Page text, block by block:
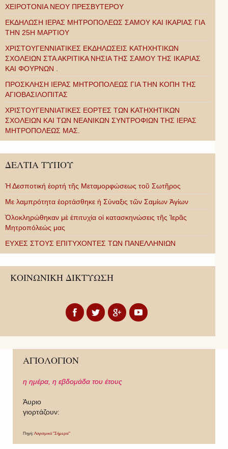
ΧΕΙΡΟΤΟΝΙΑ ΝΕΟΥ ΠΡΕΣΒΥΤΕΡΟΥ
ΕΚΔΗΛΩΣΗ ΙΕΡΑΣ ΜΗΤΡΟΠΟΛΕΩΣ ΣΑΜΟΥ ΚΑΙ ΙΚΑΡΙΑΣ ΓΙΑ
ΤΗΝ 25Η ΜΑΡΤΙΟΥ
ΧΡΙΣΤΟΥΓΕΝΝΙΑΤΙΚΕΣ ΕΚΔΗΛΩΣΕΙΣ ΚΑΤΗΧΗΤΙΚΩΝ
ΣΧΟΛΕΙΩΝ ΣΤΑ ΑΚΡΙΤΙΚΑ ΝΗΣΙΑ ΤΗΣ ΣΑΜΟΥ ΤΗΣ ΙΚΑΡΙΑΣ
ΚΑΙ ΦΟΥΡΝΩΝ .
ΠΡΟΣΚΛΗΣΗ ΙΕΡΑΣ ΜΗΤΡΟΠΟΛΕΩΣ ΓΙΑ ΤΗΝ ΚΟΠΗ ΤΗΣ
ΑΓΙΟΒΑΣΙΛΟΠΙΤΑΣ
ΧΡΙΣΤΟΥΓΕΝΝΙΑΤΙΚΕΣ ΕΟΡΤΕΣ ΤΩΝ ΚΑΤΗΧΗΤΙΚΩΝ
ΣΧΟΛΕΙΩΝ ΚΑΙ ΤΩΝ ΝΕΑΝΙΚΩΝ ΣΥΝΤΡΟΦΙΩΝ ΤΗΣ ΙΕΡΑΣ
ΜΗΤΡΟΠΟΛΕΩΣ ΜΑΣ.
ΔΕΛΤΙΑ ΤΥΠΟΥ
Ἡ Δεσποτική ἑορτή τῆς Μεταμορφώσεως τοῦ Σωτῆρος
Με λαμπρότητα ἑορτάσθηκε ἡ Σύναξις τῶν Σαμίων Ἁγίων
Ὁλοκληρώθηκαν μὲ ἐπιτυχία οἱ κατασκηνώσεις τῆς Ἱερᾶς
Μητροπόλεώς μας
ΕΥΧΕΣ ΣΤΟΥΣ ΕΠΙΤΥΧΟΝΤΕΣ ΤΩΝ ΠΑΝΕΛΛΗΝΙΩΝ
ΚΟΙΝΩΝΙΚΗ ΔΙΚΤΥΩΣΗ
ΑΓΙΟΛΟΓΙΟΝ
η ημέρα, η εβδομάδα του έτους
Άυριο
γιορτάζουν:
Πηγή: Λογισμικό "Σήμερα"